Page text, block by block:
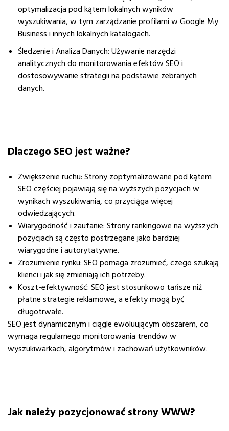
optymalizacja pod kątem lokalnych wyników
wyszukiwania, w tym zarządzanie profilami w Google My
Business i innych lokalnych katalogach.
Śledzenie i Analiza Danych: Używanie narzędzi
analitycznych do monitorowania efektów SEO i
dostosowywanie strategii na podstawie zebranych
danych.
Dlaczego SEO jest ważne?
Zwiększenie ruchu: Strony zoptymalizowane pod kątem
SEO częściej pojawiają się na wyższych pozycjach w
wynikach wyszukiwania, co przyciąga więcej
odwiedzających.
Wiarygodność i zaufanie: Strony rankingowe na wyższych
pozycjach są często postrzegane jako bardziej
wiarygodne i autorytatywne.
Zrozumienie rynku: SEO pomaga zrozumieć, czego szukają
klienci i jak się zmieniają ich potrzeby.
Koszt-efektywność: SEO jest stosunkowo tańsze niż
płatne strategie reklamowe, a efekty mogą być
długotrwałe.
SEO jest dynamicznym i ciągle ewoluującym obszarem, co
wymaga regularnego monitorowania trendów w
wyszukiwarkach, algorytmów i zachowań użytkowników.
Jak należy pozycjonować strony WWW?